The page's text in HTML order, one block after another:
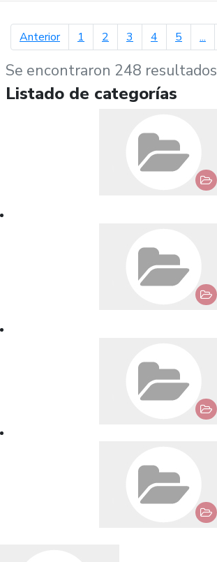
Anteriorpágina anterior
1 2 3 4 5 ...
Se encontraron 248 resultados
Listado de categorías